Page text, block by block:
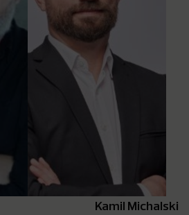
Kamil Michalski